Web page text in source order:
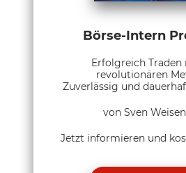
Börse-Intern
Erfolgreich Traden
revolutionären
Zuverlässig und
von Sven
Jetzt informieren und